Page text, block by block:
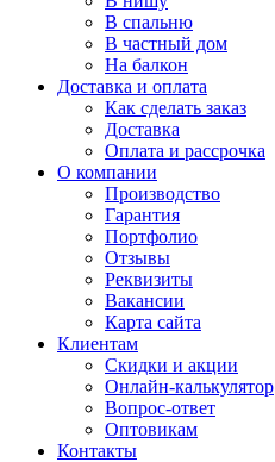
В спальню
В частный дом
На балкон
Доставка и оплата
Как сделать заказ
Доставка
Оплата и рассрочка
О компании
Производство
Гарантия
Портфолио
Отзывы
Реквизиты
Вакансии
Карта сайта
Клиентам
Скидки и акции
Онлайн-калькулятор
Вопрос-ответ
Оптовикам
Контакты